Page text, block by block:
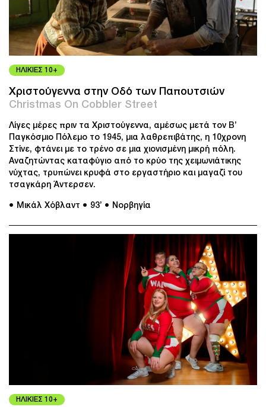
ΗΛΙΚΙΕΣ 10+
Χριστούγεννα στην Οδό των Παπουτσιών
Christmas On Cobbler Street
Λίγες μέρες πριν τα Χριστούγεννα, αμέσως μετά τον Β’
Παγκόσμιο Πόλεμο το 1945, μια λαθρεπιβάτης, η 10χρονη
Στίνε, φτάνει με το τρένο σε μια χιονισμένη μικρή πόλη.
Αναζητώντας καταφύγιο από το κρύο της χειμωνιάτικης
νύχτας, τρυπώνει κρυφά στο εργαστήριο και μαγαζί του
τσαγκάρη Άντερσεν.
● Μικάλ Χόβλαντ ● 93’ ● Νορβηγία
ΗΛΙΚΙΕΣ 10+